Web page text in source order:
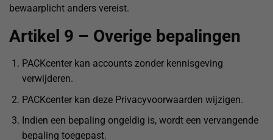
bewaarplicht anders vereist.
Artikel 9 – Overige bepalingen
PACKcenter kan accounts zonder kennisgeving
verwijderen.
PACKcenter kan deze Privacyvoorwaarden wijzigen.
Indien een bepaling ongeldig is, wordt een vervangende
bepaling toegepast.